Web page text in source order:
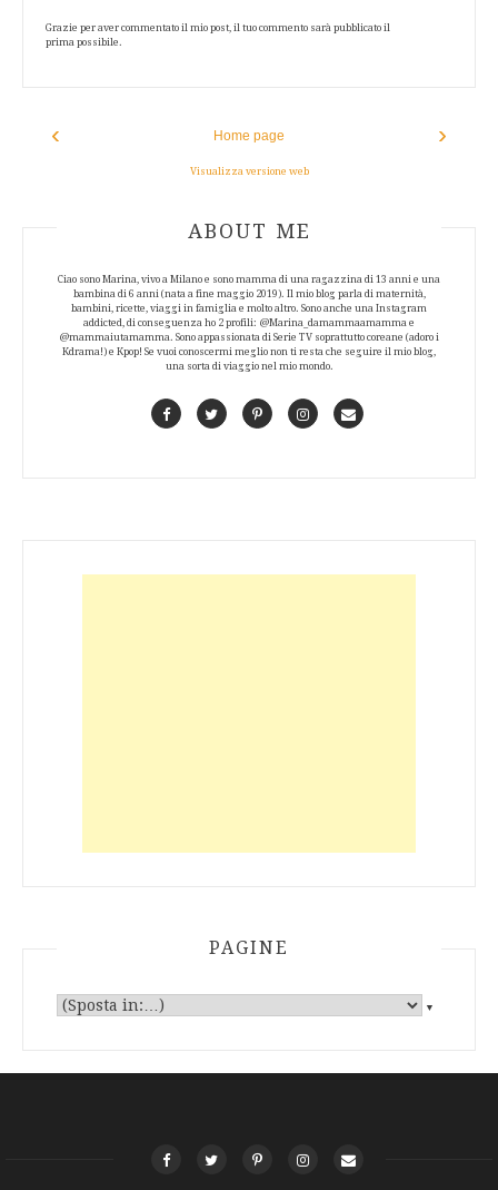
Grazie per aver commentato il mio post, il tuo commento sarà pubblicato il
prima possibile.
‹ ›
Home page
Visualizza versione web
ABOUT AUTHOR
ABOUT ME
Ciao sono Marina, vivo a Milano e sono mamma di una ragazzina di 13 anni e una
bambina di 6 anni (nata a fine maggio 2019). Il mio blog parla di maternità,
bambini, ricette, viaggi in famiglia e molto altro. Sono anche una Instagram
addicted, di conseguenza ho 2 profili: @Marina_damammaamamma e
@mammaiutamamma. Sono appassionata di Serie TV soprattutto coreane (adoro i
Kdrama!) e Kpop! Se vuoi conoscermi meglio non ti resta che seguire il mio blog,
una sorta di viaggio nel mio mondo.
FacebookTwitterPinterestInstagramContact
PAGINE
▼